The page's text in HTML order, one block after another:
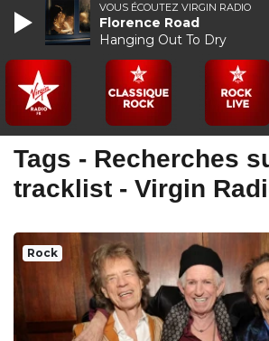
Tags - Recherches
tracklist - Virgin
Rock
VOUS ÉCOUTEZ VIRGIN RADIO
Florence Road
Hanging Out To Dry